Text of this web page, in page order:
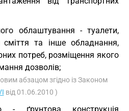
облаштування - туалети,
та інше обладнання,
потреб, розміщення якого
дозволів;
абзацом згідно із Законом
від 01.06.2010 )